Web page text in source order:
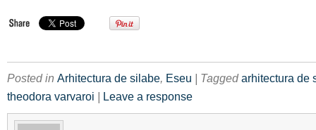
Posted in Arhitectura de silabe, Eseu | Taggedarhitectura de
theodora varvaroi | Leave a response